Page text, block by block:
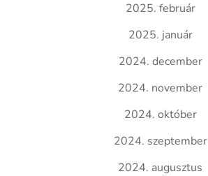
2025. február
2025. január
2024. december
2024. november
2024. október
2024. szeptember
2024. augusztus